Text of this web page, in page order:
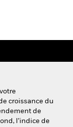
croissance du
de
l’indice de